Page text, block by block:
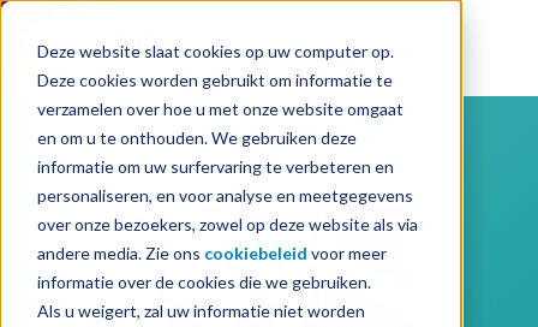
Deze website slaat cookies op uw computer op.
Deze cookies worden gebruikt om informatie te
verzamelen over hoe u met onze website omgaat
en om u te onthouden. We gebruiken deze
informatie om uw surfervaring te verbeteren en
personaliseren, en voor analyse en meetgegevens
over onze bezoekers, zowel op deze website als via
andere media. Zie ons cookiebeleid voor meer
informatie over de cookies die we gebruiken.
Als u weigert, zal uw informatie niet worden
Terug naar downloads